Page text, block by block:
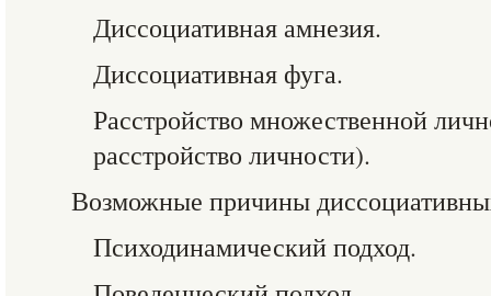
Диссоциативная амнезия.
Диссоциативная фуга.
Расстройство множественной
расстройство личности).
Возможные причины
Психодинамический подход.